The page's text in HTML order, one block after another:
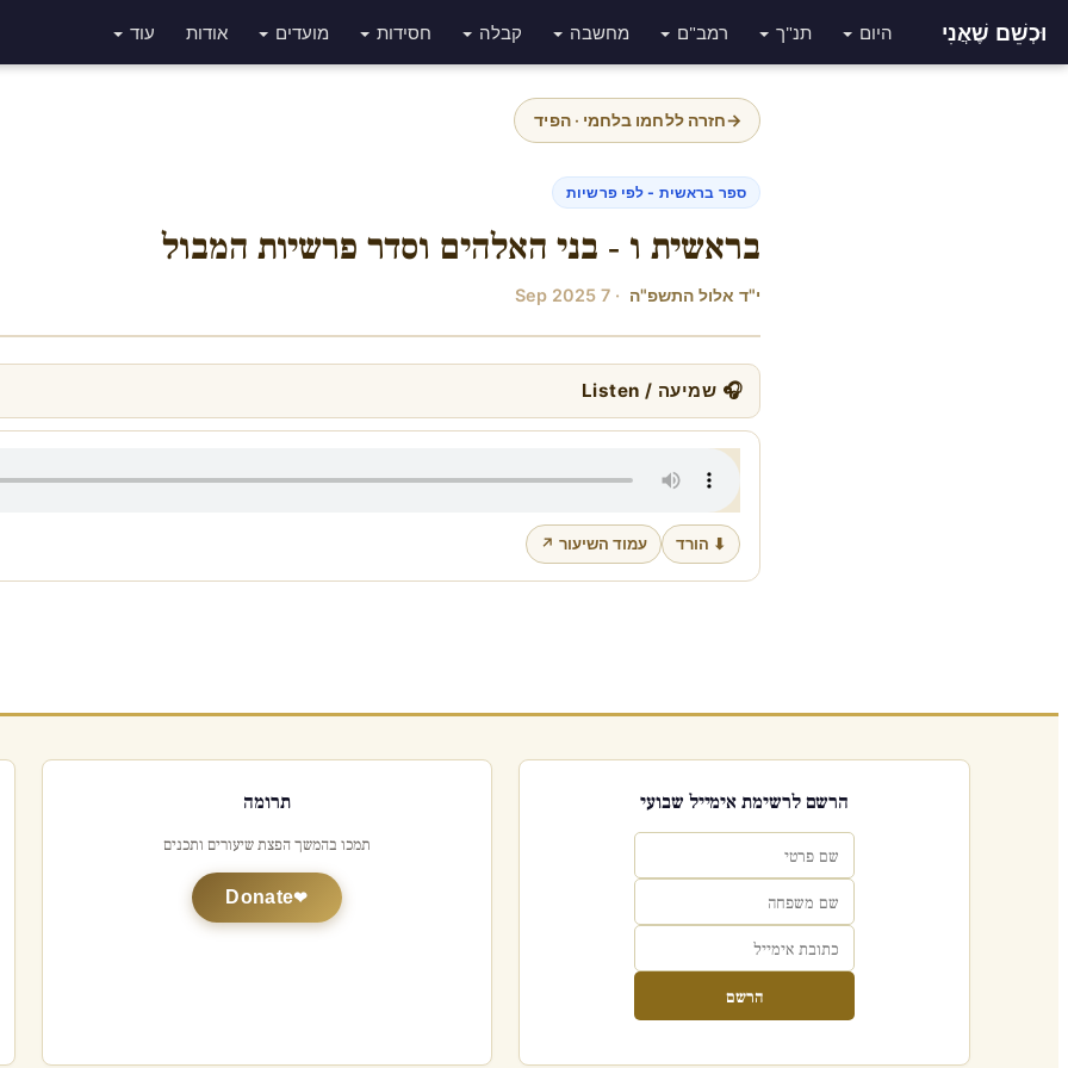
וּכְשֵׁם שֶׁאֲנִי היום תנ"ך רמב"ם מחשבה קבלה חסידות מועדים אודות עוד
→חזרה ללחמו בלחמי · הפיד
ספר בראשית - לפי פרשיות
בראשית ו - בני האלהים וסדר פרשיות המבול
י"ד אלול התשפ"ה · 7 Sep 2025
🎧 שמיעה / Listen
⬇ הורד עמוד השיעור ↗
הרשם לרשימת אימייל שבועי
הרשם
תרומה
תמכו בהמשך הפצת שיעורים ותכנים
Donate